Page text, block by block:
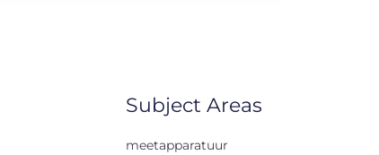
Subject Areas
meetapparatuur